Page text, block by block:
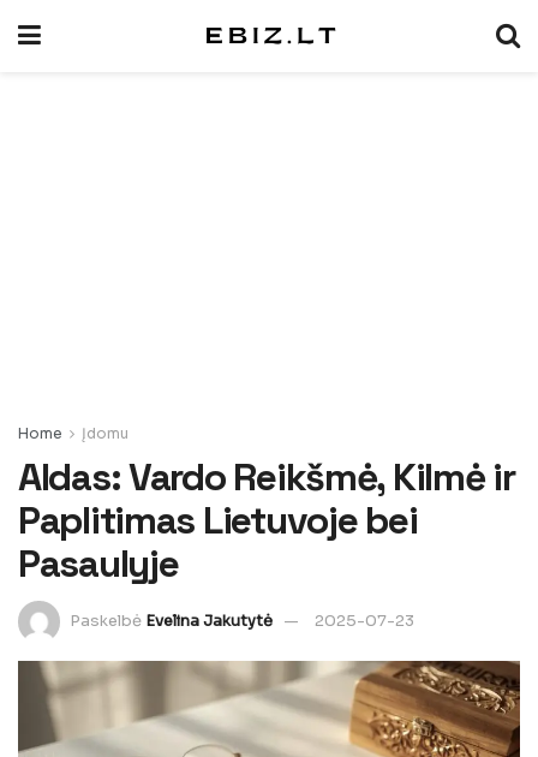
Home Įdomu
Aldas: Vardo Reikšmė, Kilmė ir
Paplitimas Lietuvoje bei
Pasaulyje
Paskelbė Evelina Jakutytė 2025-07-23